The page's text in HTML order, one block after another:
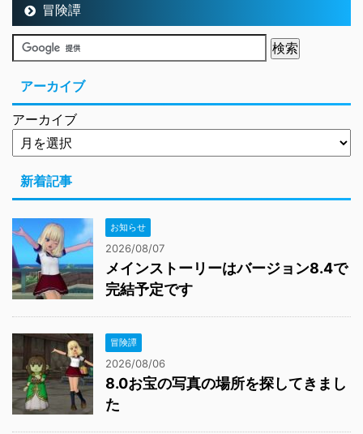
冒険譚
アーカイブ
アーカイブ
新着記事
お知らせ
2026/08/07
メインストーリーはバージョン8.4で
完結予定です
冒険譚
2026/08/06
8.0お宝の写真の場所を探してきまし
た